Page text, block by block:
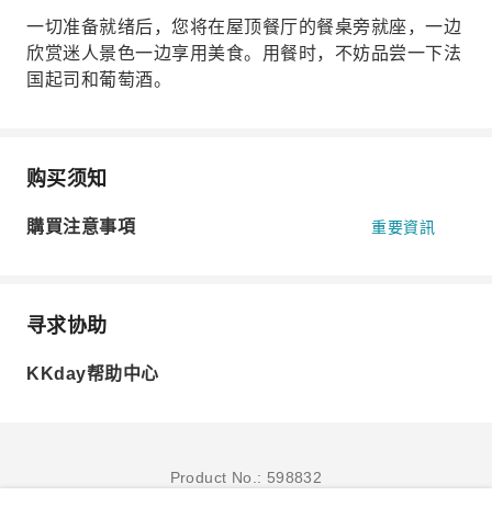
一切准备就绪后，您将在屋顶餐厅的餐桌旁就座，一边
欣赏迷人景色一边享用美食。用餐时，不妨品尝一下法
国起司和葡萄酒。
购买须知
購買注意事項 重要資訊
寻求协助
KKday帮助中心
Product No.: 598832